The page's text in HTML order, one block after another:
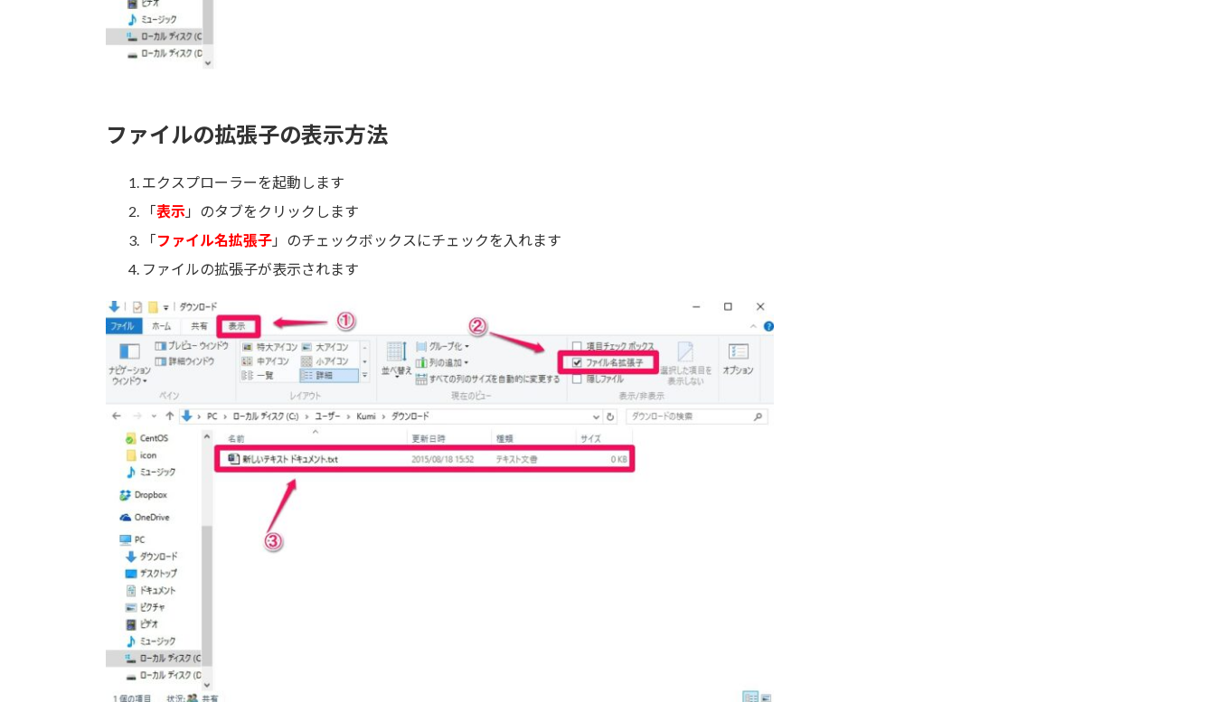
ファイルの拡張子の表示方法
エクスプローラーを起動します
「表示 」のタブをクリックします
「ファイル名拡張子 」のチェックボックスにチェックを入れます
ファイルの拡張子が表示されます